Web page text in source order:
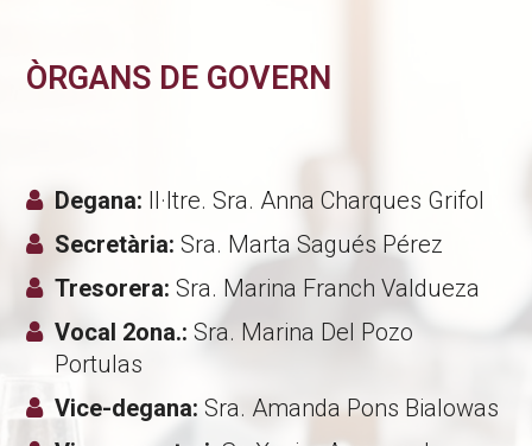
ÒRGANS DE GOVERN
Degana: Il·ltre. Sra. Anna Charques Grifol
Secretària: Sra. Marta Sagués Pérez
Tresorera: Sra. Marina Franch Valdueza
Vocal 2ona.: Sra. Marina Del Pozo
Portulas
Vice-degana: Sra. Amanda Pons Bialowas